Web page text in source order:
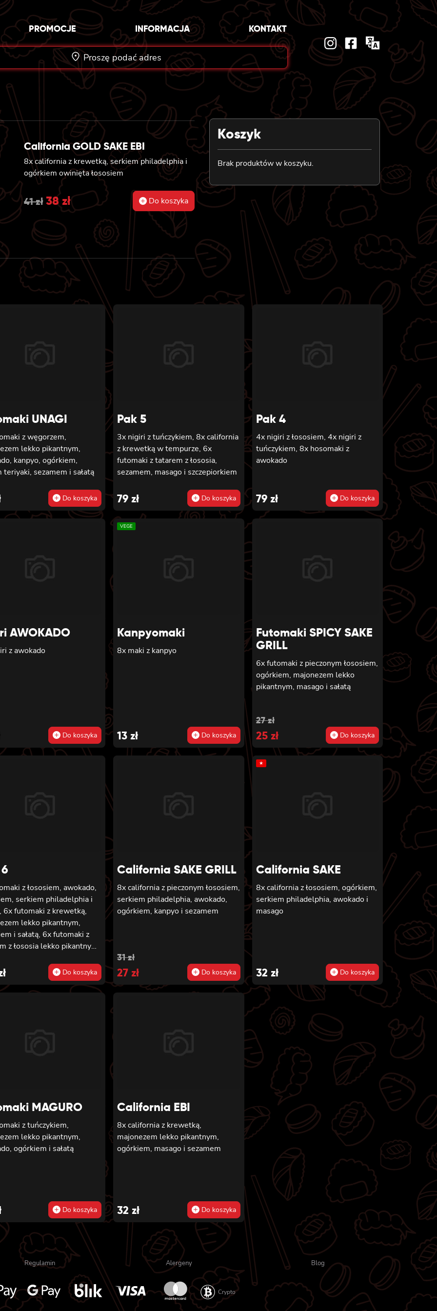
PROMOCJE INFORMACJA KONTAKT
Proszę podać adres
California GOLD SAKE EBI
8x california z krewetką, serkiem philadelphia i
ogórkiem owinięta łososiem
41zł Original
price
was:
38 złCurrent
38 zł.
Do koszyka
Koszyk
Brak produktów w koszyku.
UNAGI
z węgorzem,
lekko pikantnym,
kanpyo, ogórkiem,
teriyaki, sezamem i sałatą
Do koszyka
Pak 5
3x nigiri z tuńczykiem, 8x california
z krewetką w tempurze, 6x
futomaki z tatarem z łososia,
sezamem, masago i szczepiorkiem
79 zł Do koszyka
Pak 4
4x nigiri z łososiem, 4x nigiri z
tuńczykiem, 8x hosomaki z
awokado
79 zł Do koszyka
AWOKADO
z awokado
Do koszyka
VEGE
Kanpyomaki
8x maki z kanpyo
13 zł Do koszyka
Futomaki SPICY SAKE
GRILL
6x futomaki z pieczonym łososiem,
ogórkiem, majonezem lekko
pikantnym, masago i sałatą
27zł
Original
price
was:
27 zł.
25 zł
Current
price
is:
25 zł.
Do koszyka
z łososiem, awokado,
serkiem philadelphia i
6x futomaki z krewetką,
lekko pikantnym,
i sałatą, 6x futomaki z
z łososia lekko pikantnym,
masago, szczepiorek,
8x hosomaki z łososiem, 8x
z krewetką w tempurze,
philadelphia, awokado i
Do koszyka
California SAKE GRILL
8x california z pieczonym łososiem,
serkiem philadelphia, awokado,
ogórkiem, kanpyo i sezamem
31zł
Original
price
was:
27 zł
Current
price
is:
Do koszyka
★
California SAKE
8x california z łososiem, ogórkiem,
serkiem philadelphia, awokado i
masago
32 zł Do koszyka
MAGURO
z tuńczykiem,
lekko pikantnym,
ogórkiem i sałatą
Do koszyka
California EBI
8x california z krewetką,
majonezem lekko pikantnym,
ogórkiem, masago i sezamem
32 zł Do koszyka
Regulamin Alergeny Blog
Crypto